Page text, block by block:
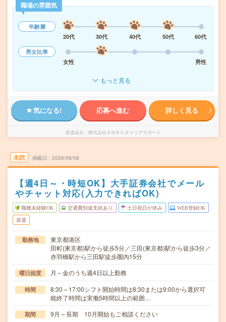
職場の雰囲気
年齢層
20代
30代 40代 50代
60代
男女比率
女性
男性
もっと見る
気になる! 応募へ進む 詳しく見る
派遣会社 株式会社ＳＭＢＣキャリアサポート
未読 掲載日 2026/08/08
【週4日～・時短OK】大手証券会社でメール
やチャット対応(入力できればOK)
職種未経験OK 交通費別途支給あり 土日祝日が休み WEB登録OK
派遣
勤務地
東京都港区
田町(東京都)駅から徒歩5分／三田(東京都)駅から徒歩3分／
赤羽橋駅から三田駅徒歩圏内15分
曜日頻度 月～金のうち週4日以上勤務
時間
8:30～17:00シフト開始時間は8:30または9:00から選択可
能終了時間は実働5時間以上の範囲…
期間 9月～長期 10月開始もご相談ください